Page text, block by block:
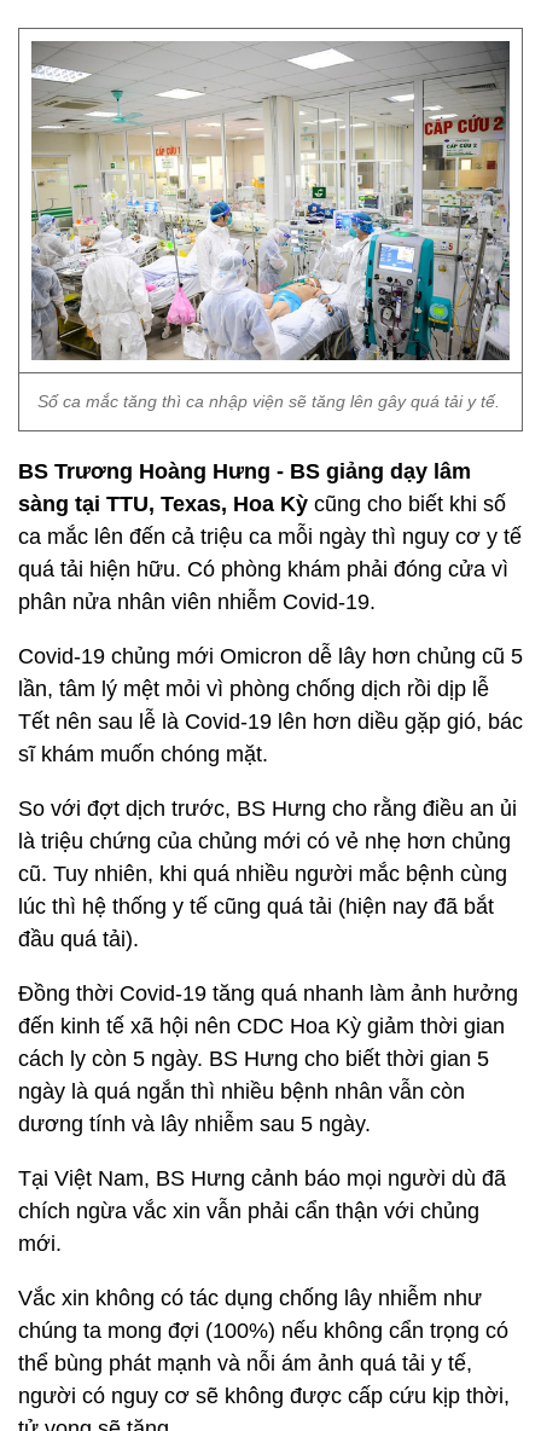
Số ca mắc tăng thì ca nhập viện sẽ tăng lên gây quá tải y tế.
BS Trương Hoàng Hưng - BS giảng dạy lâm
sàng tại TTU, Texas, Hoa Kỳ cũng cho biết khi số
ca mắc lên đến cả triệu ca mỗi ngày thì nguy cơ y tế
quá tải hiện hữu. Có phòng khám phải đóng cửa vì
phân nửa nhân viên nhiễm Covid-19.
Covid-19 chủng mới Omicron dễ lây hơn chủng cũ 5
lần, tâm lý mệt mỏi vì phòng chống dịch rồi dịp lễ
Tết nên sau lễ là Covid-19 lên hơn diều gặp gió, bác
sĩ khám muốn chóng mặt.
So với đợt dịch trước, BS Hưng cho rằng điều an ủi
là triệu chứng của chủng mới có vẻ nhẹ hơn chủng
cũ. Tuy nhiên, khi quá nhiều người mắc bệnh cùng
lúc thì hệ thống y tế cũng quá tải (hiện nay đã bắt
đầu quá tải).
Đồng thời Covid-19 tăng quá nhanh làm ảnh hưởng
đến kinh tế xã hội nên CDC Hoa Kỳ giảm thời gian
cách ly còn 5 ngày. BS Hưng cho biết thời gian 5
ngày là quá ngắn thì nhiều bệnh nhân vẫn còn
dương tính và lây nhiễm sau 5 ngày.
Tại Việt Nam, BS Hưng cảnh báo mọi người dù đã
chích ngừa vắc xin vẫn phải cẩn thận với chủng
mới.
Vắc xin không có tác dụng chống lây nhiễm như
chúng ta mong đợi (100%) nếu không cẩn trọng có
thể bùng phát mạnh và nỗi ám ảnh quá tải y tế,
người có nguy cơ sẽ không được cấp cứu kịp thời,